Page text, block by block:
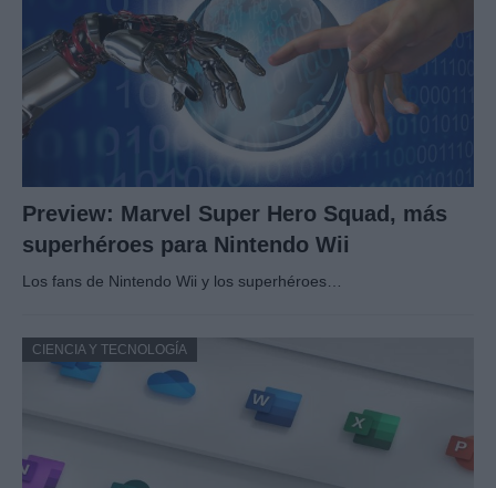
Preview: Marvel Super Hero Squad, más
superhéroes para Nintendo Wii
Los fans de Nintendo Wii y los superhéroes…
CIENCIA Y TECNOLOGÍA